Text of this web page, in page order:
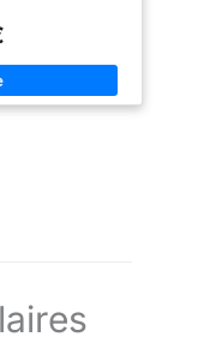
limites : Les sets
et étendus à
grue est une
PLAYMOBIL
PLAYMOBIL ?
de 4 ans : idéal
des